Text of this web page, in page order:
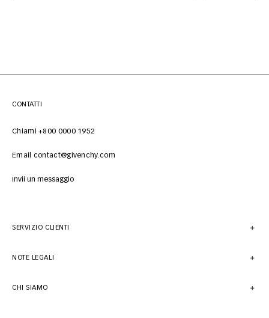
CONTATTI
Chiami +800 0000 1952
Email contact@givenchy.com
Invii un messaggio
SERVIZIO CLIENTI
NOTE LEGALI
CHI SIAMO